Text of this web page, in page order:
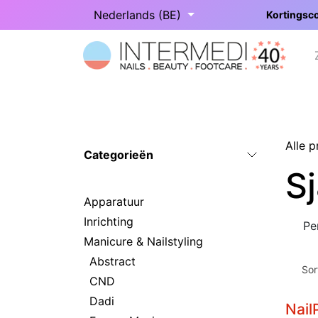
Overslaan naar inhoudNederlands (BE)
Categorieën
Apparatuur
Inrichting
Manicure & Nailstyling
Abstract
CND
Dadi
Alle